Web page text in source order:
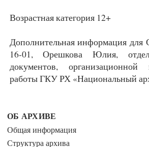
Возрастная категория 12+
Дополнительная информация
16-01, Орешкова Юлия, отдел
документов, организационной
работы ГКУ РХ «Национальный
ОБ АРХИВЕ
Общая информация
Структура архива